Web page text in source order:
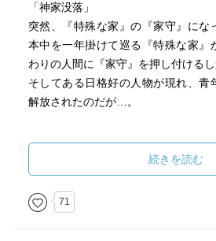
「神家没落」
突然、『特殊な家』の『家守』にな
本中を一年掛けて巡る『特殊な家』
わりの人間に『家守』を押し付けるし
そしてある日格好の人物が現れ、青
解放されたのだが…。
『霊狐のお力』を『祖母』から引き
故に囚われ、『客』の『地獄の話』
オの喜びはただ『怪物』を大きく育て
続きを読む
71